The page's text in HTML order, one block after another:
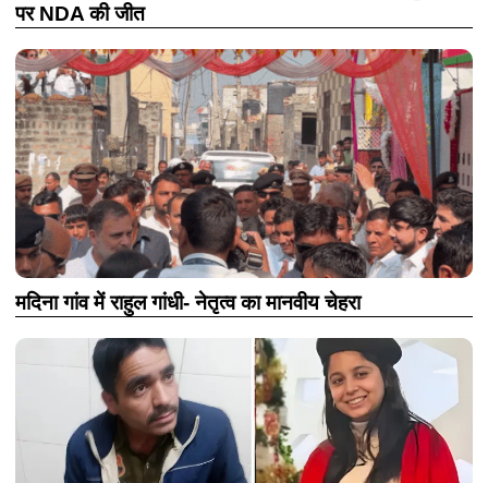
पर NDA की जीत
मदिना गांव में राहुल गांधी- नेतृत्व का मानवीय चेहरा